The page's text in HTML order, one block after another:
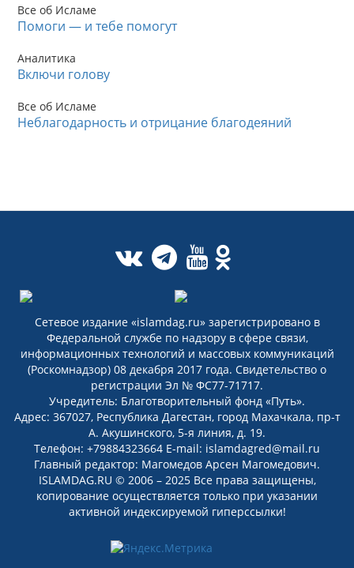
Все об Исламе
Помоги — и тебе помогут
Аналитика
Включи голову
Все об Исламе
Неблагодарность и отрицание благодеяний
Сетевое издание «islamdag.ru» зарегистрировано в
Федеральной службе по надзору в сфере связи,
информационных технологий и массовых коммуникаций
(Роскомнадзор) 08 декабря 2017 года. Свидетельство о
регистрации Эл № ФС77-71717.
Учредитель: Благотворительный фонд «Путь».
Адрес: 367027, Республика Дагестан, город Махачкала, пр-т
А. Акушинского, 5-я линия, д. 19.
Телефон: +79884323664 E-mail: islamdagred@mail.ru
Главный редактор: Магомедов Арсен Магомедович.
ISLAMDAG.RU © 2006 – 2025 Все права защищены,
копирование осуществляется только при указании
активной индексируемой гиперссылки!